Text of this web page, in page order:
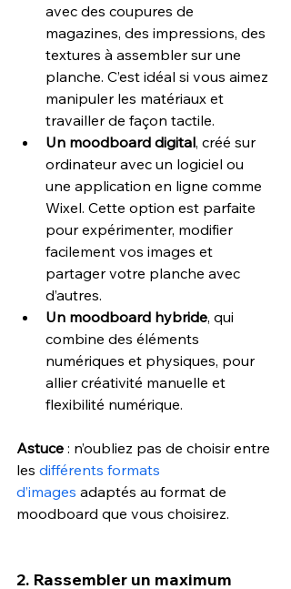
avec des coupures de
magazines, des impressions, des
textures à assembler sur une
planche. C’est idéal si vous aimez
manipuler les matériaux et
travailler de façon tactile.
Un moodboard digital, créé sur
ordinateur avec un logiciel ou
une application en ligne comme
Wixel. Cette option est parfaite
pour expérimenter, modifier
facilement vos images et
partager votre planche avec
d’autres.
Un moodboard hybride, qui
combine des éléments
numériques et physiques, pour
allier créativité manuelle et
flexibilité numérique.
Astuce : n’oubliez pas de choisir entre
les différents formats
d’images adaptés au format de
moodboard que vous choisirez.
2. Rassembler un maximum